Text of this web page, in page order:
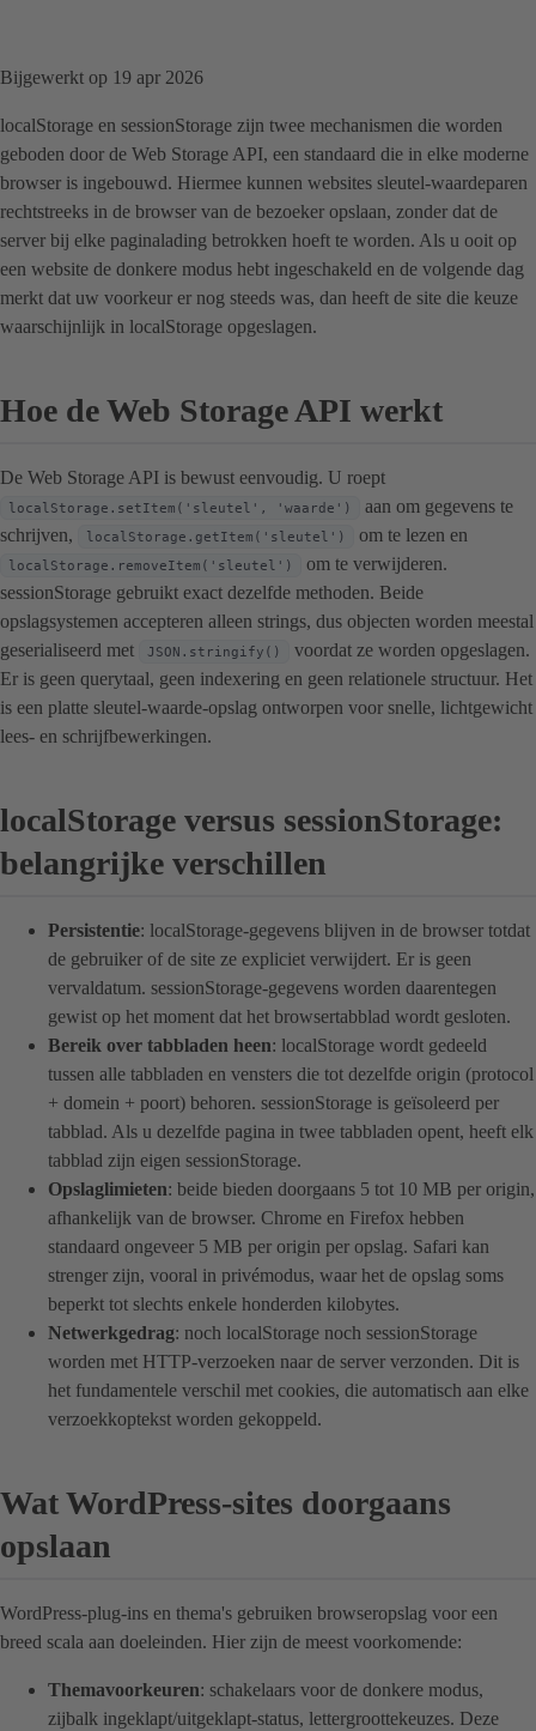
Bijgewerkt op 19 apr 2026
localStorage en sessionStorage zijn twee mechanismen die worden
geboden door de Web Storage API, een standaard die in elke moderne
browser is ingebouwd. Hiermee kunnen websites sleutel-waardeparen
rechtstreeks in de browser van de bezoeker opslaan, zonder dat de
server bij elke paginalading betrokken hoeft te worden. Als u ooit op
een website de donkere modus hebt ingeschakeld en de volgende dag
merkt dat uw voorkeur er nog steeds was, dan heeft de site die keuze
waarschijnlijk in localStorage opgeslagen.
Hoe de Web Storage API werkt
De Web Storage API is bewust eenvoudig. U roept
localStorage.setItem('sleutel', 'waarde')
aan om gegevens te
schrijven,
localStorage.getItem('sleutel') om te lezen en
localStorage.removeItem('sleutel')
om te verwijderen.
sessionStorage gebruikt exact dezelfde methoden. Beide
opslagsystemen accepteren alleen strings, dus objecten worden meestal
geserialiseerd met
JSON.stringify()
voordat ze worden opgeslagen.
Er is geen querytaal, geen indexering en geen relationele structuur. Het
is een platte sleutel-waarde-opslag ontworpen voor snelle, lichtgewicht
lees- en schrijfbewerkingen.
localStorage versus sessionStorage:
belangrijke verschillen
Persistentie: localStorage-gegevens blijven in de browser totdat
de gebruiker of de site ze expliciet verwijdert. Er is geen
vervaldatum. sessionStorage-gegevens worden daarentegen
gewist op het moment dat het browsertabblad wordt gesloten.
Bereik over tabbladen heen: localStorage wordt gedeeld
tussen alle tabbladen en vensters die tot dezelfde origin (protocol
+ domein + poort) behoren. sessionStorage is geïsoleerd per
tabblad. Als u dezelfde pagina in twee tabbladen opent, heeft elk
tabblad zijn eigen sessionStorage.
Opslaglimieten: beide bieden doorgaans 5 tot 10 MB per origin,
afhankelijk van de browser. Chrome en Firefox hebben
standaard ongeveer 5 MB per origin per opslag. Safari kan
strenger zijn, vooral in privémodus, waar het de opslag soms
beperkt tot slechts enkele honderden kilobytes.
Netwerkgedrag: noch localStorage noch sessionStorage
worden met HTTP-verzoeken naar de server verzonden. Dit is
het fundamentele verschil met cookies, die automatisch aan elke
verzoekkoptekst worden gekoppeld.
Wat WordPress-sites doorgaans
opslaan
WordPress-plug-ins en thema's gebruiken browseropslag voor een
breed scala aan doeleinden. Hier zijn de meest voorkomende:
Themavoorkeuren: schakelaars voor de donkere modus,
zijbalk ingeklapt/uitgeklapt-status, lettergroottekeuzes. Deze